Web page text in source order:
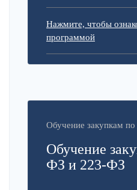
Нажмите, чтобы
программой
Обучение закупкам
Обучение
ФЗ и 223-ФЗ